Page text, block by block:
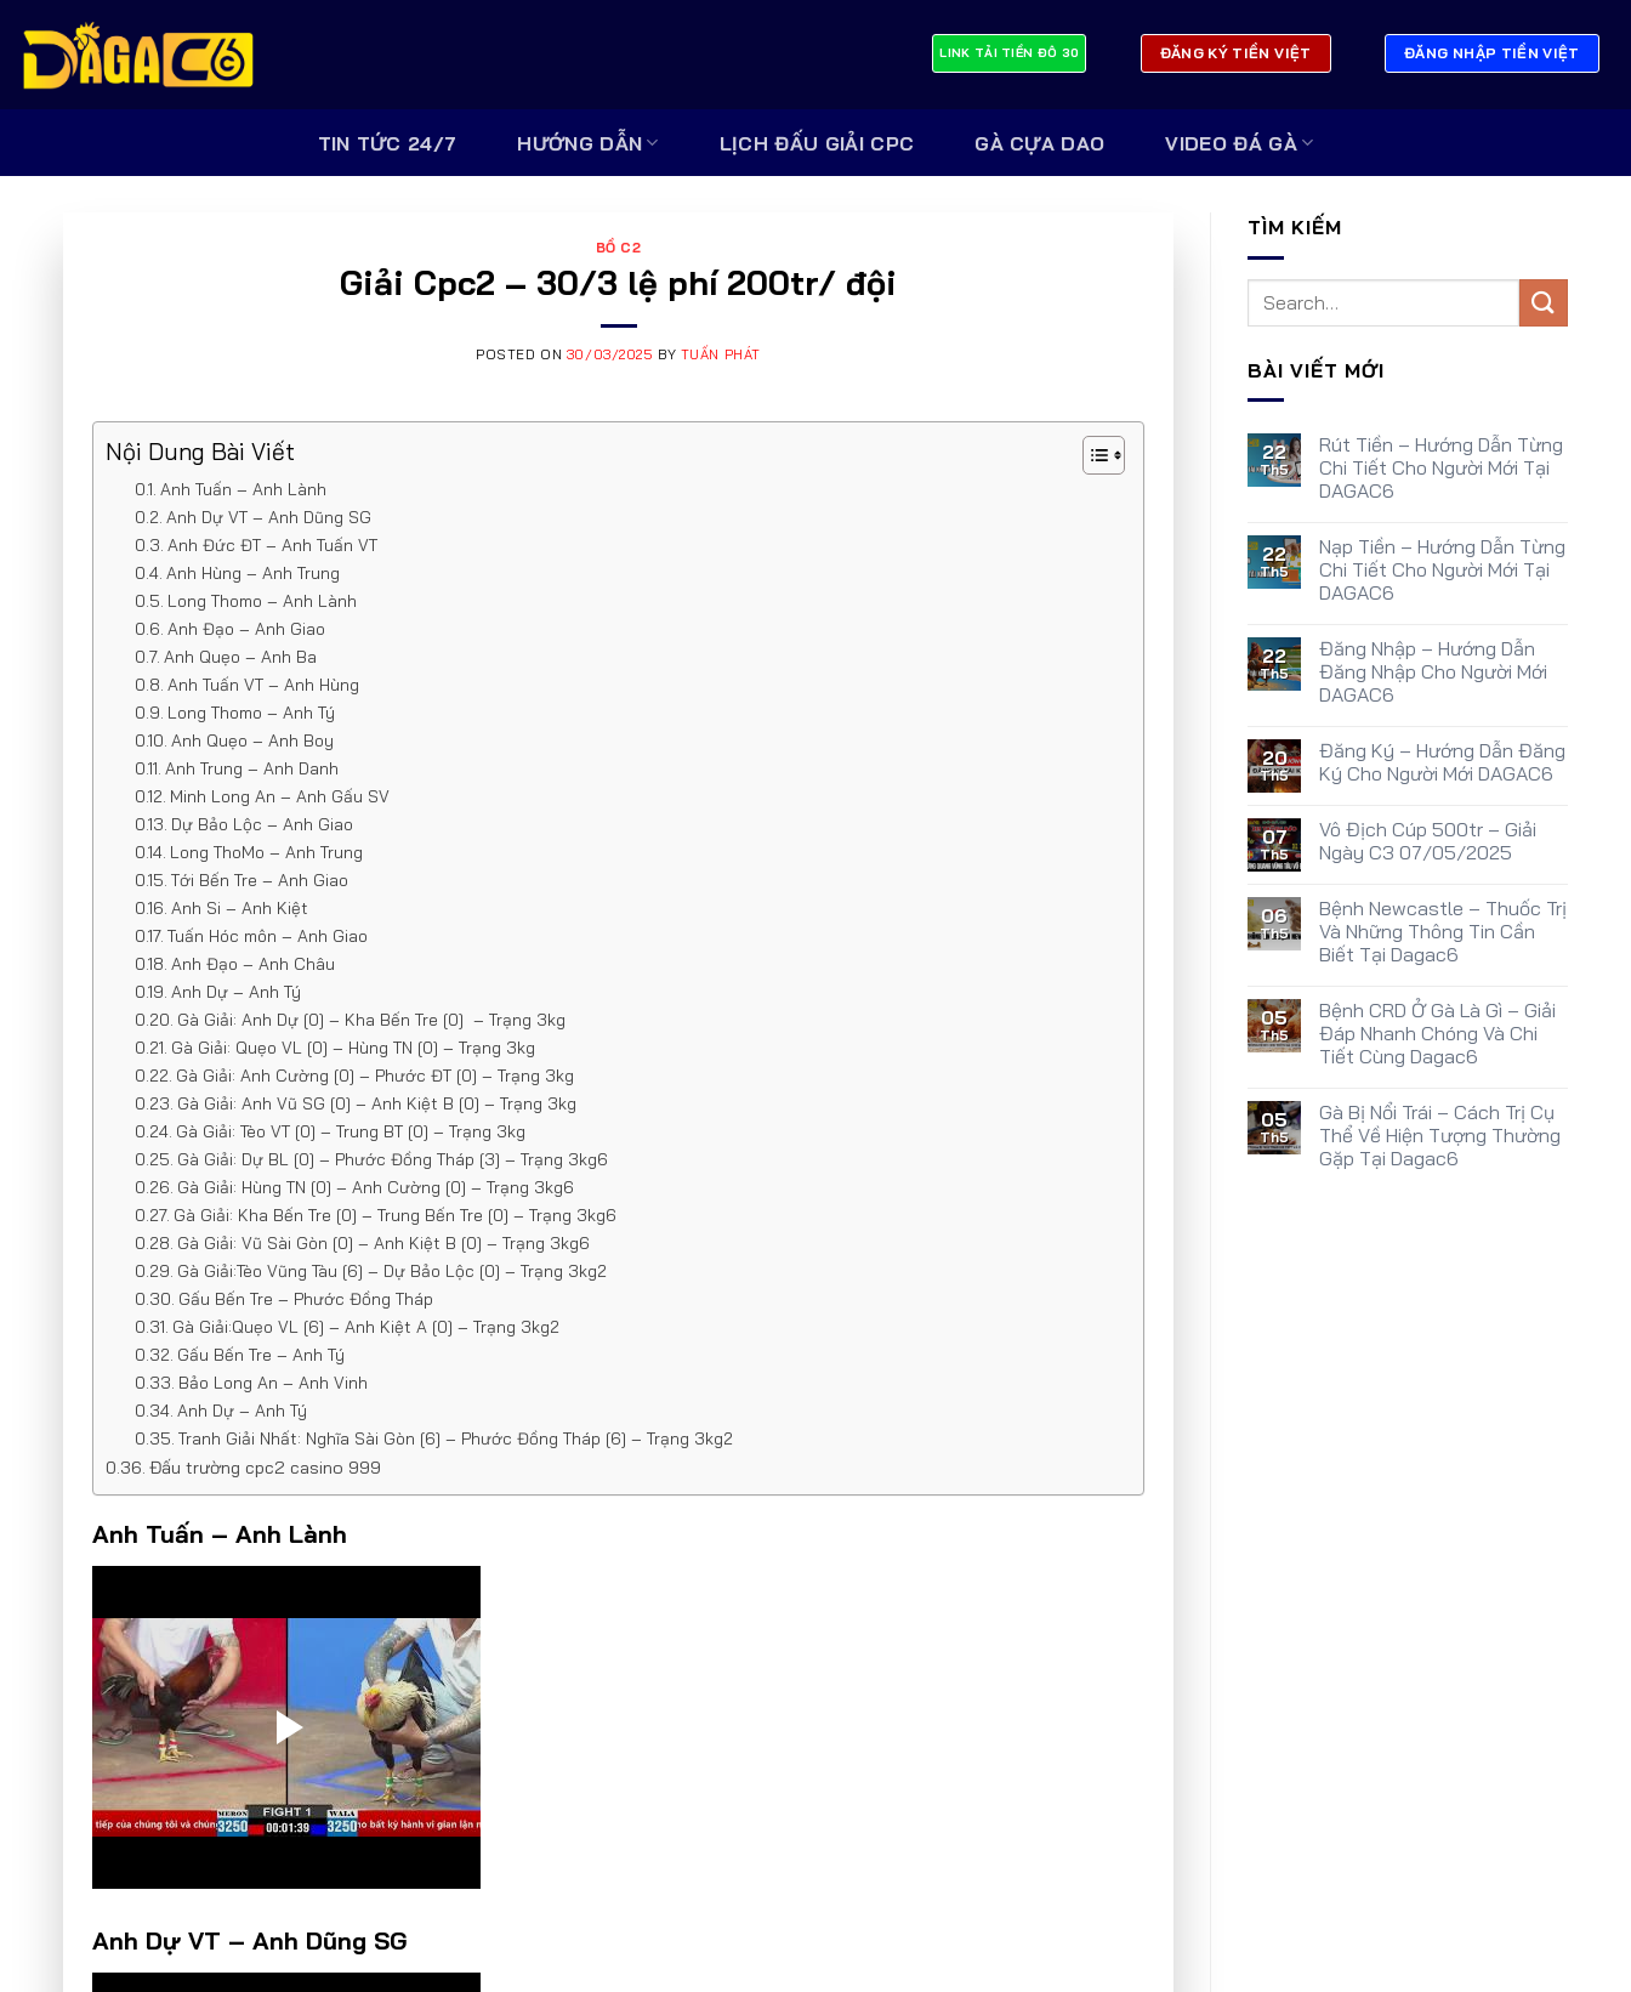
content
LINK TẢI TIỀN ĐÔ 30 ĐĂNG KÝ TIỀN VIỆT ĐĂNG NHẬP TIỀN VIỆT
TIN TỨC 24/7 HƯỚNG DẪN LỊCH ĐẤU GIẢI CPC GÀ CỰA DAO VIDEO ĐÁ GÀ
BỒ C2
Giải Cpc2 – 30/3 lệ phí 200tr/ đội
POSTED ON 30/03/2025 BY TUẤN PHÁT
Nội Dung Bài Viết
Anh Tuấn – Anh Lành
Anh Dự VT – Anh Dũng SG
Anh Đức ĐT – Anh Tuấn VT
Anh Hùng – Anh Trung
Long Thomo – Anh Lành
Anh Đạo – Anh Giao
Anh Quẹo – Anh Ba
Anh Tuấn VT – Anh Hùng
Long Thomo – Anh Tý
Anh Quẹo – Anh Boy
Anh Trung – Anh Danh
Minh Long An – Anh Gấu SV
Dự Bảo Lộc – Anh Giao
Long ThoMo – Anh Trung
Tới Bến Tre – Anh Giao
Anh Si – Anh Kiệt
Tuấn Hóc môn – Anh Giao
Anh Đạo – Anh Châu
Anh Dự – Anh Tý
Gà Giải: Anh Dự [0] – Kha Bến Tre [0] – Trạng 3kg
Gà Giải: Quẹo VL [0] – Hùng TN [0] – Trạng 3kg
Gà Giải: Anh Cường [0] – Phước ĐT [0] – Trạng 3kg
Gà Giải: Anh Vũ SG [0] – Anh Kiệt B [0] – Trạng 3kg
Gà Giải: Tèo VT [0] – Trung BT [0] – Trạng 3kg
Gà Giải: Dự BL [0] – Phước Đồng Tháp [3] – Trạng 3kg6
Gà Giải: Hùng TN [0] – Anh Cường [0] – Trạng 3kg6
Gà Giải: Kha Bến Tre [0] – Trung Bến Tre [0] – Trạng 3kg6
Gà Giải: Vũ Sài Gòn [0] – Anh Kiệt B [0] – Trạng 3kg6
Gà Giải:Tèo Vũng Tàu [6] – Dự Bảo Lộc [0] – Trạng 3kg2
Gấu Bến Tre – Phước Đồng Tháp
Gà Giải:Quẹo VL [6] – Anh Kiệt A [0] – Trạng 3kg2
Gấu Bến Tre – Anh Tý
Bảo Long An – Anh Vinh
Anh Dự – Anh Tý
Tranh Giải Nhất: Nghĩa Sài Gòn [6] – Phước Đồng Tháp [6] – Trạng 3kg2
Đấu trường cpc2 casino 999
Anh Tuấn – Anh Lành
Anh Dự VT – Anh Dũng SG
TÌM KIẾM
BÀI VIẾT MỚI
22
Th5
Rút Tiền – Hướng Dẫn Từng
Chi Tiết Cho Người Mới Tại
DAGAC6
22
Th5
Nạp Tiền – Hướng Dẫn Từng
Chi Tiết Cho Người Mới Tại
DAGAC6
22
Th5
Đăng Nhập – Hướng Dẫn
Đăng Nhập Cho Người Mới
DAGAC6
20
Th5
Đăng Ký – Hướng Dẫn Đăng
Ký Cho Người Mới DAGAC6
07
Th5
Vô Địch Cúp 500tr – Giải
Ngày C3 07/05/2025
06
Th5
Bệnh Newcastle – Thuốc Trị
Và Những Thông Tin Cần
Biết Tại Dagac6
05
Th5
Bệnh CRD Ở Gà Là Gì – Giải
Đáp Nhanh Chóng Và Chi
Tiết Cùng Dagac6
05
Th5
Gà Bị Nổi Trái – Cách Trị Cụ
Thể Về Hiện Tượng Thường
Gặp Tại Dagac6